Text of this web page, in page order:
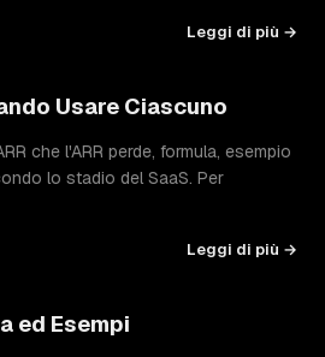
Leggi di più →
Usare Ciascuno
che l'ARR perde, formula, esempio
lo stadio del SaaS. Per
Leggi di più →
ed Esempi